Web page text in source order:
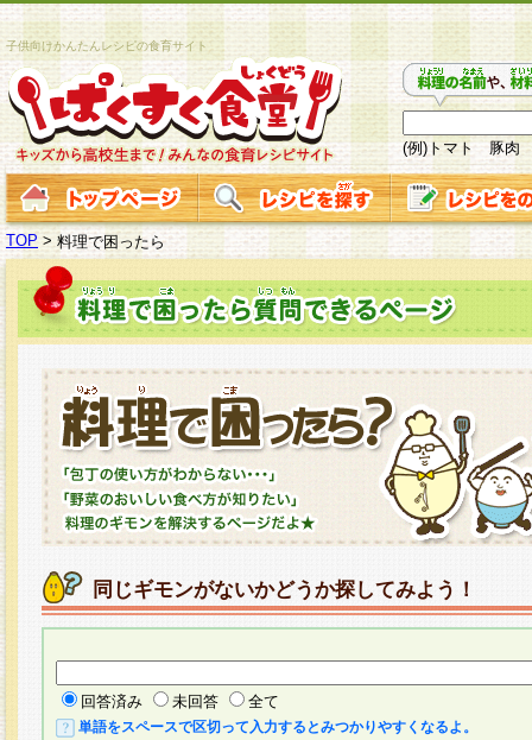
子供向けかんたんレシピの食育サイト
(例)トマト 豚肉
TOP >料理で困ったら
同じギモンがないかどうか探してみよう！
回答済み 未回答 全て
単語をスペースで区切って入力するとみつかりやすくなるよ。